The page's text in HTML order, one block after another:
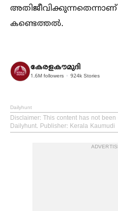
കണ്ടെത്തല്‍.
കേരളകൗമുദി
1.6M followers 924k Stories
Dailyhunt
Disclaimer: This content has not
Dailyhunt. Publisher: Kerala Kaumudi